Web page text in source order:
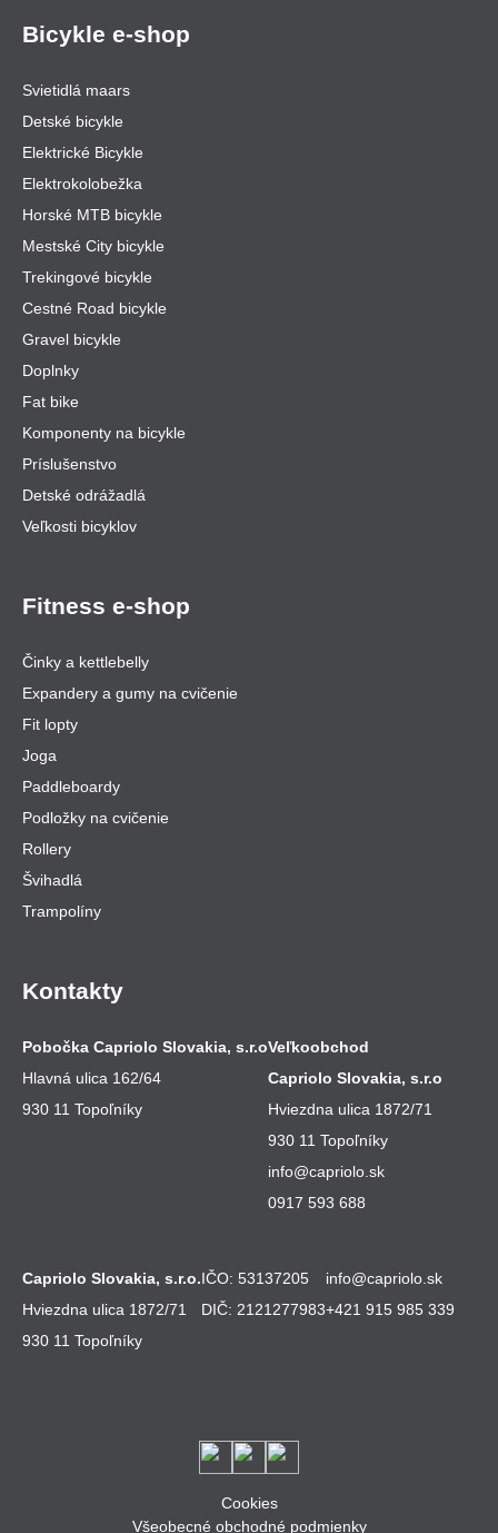
Bicykle e-shop
Svietidlá maars
Detské bicykle
Elektrické Bicykle
Elektrokolobežka
Horské MTB bicykle
Mestské City bicykle
Trekingové bicykle
Cestné Road bicykle
Gravel bicykle
Doplnky
Fat bike
Komponenty na bicykle
Príslušenstvo
Detské odrážadlá
Veľkosti bicyklov
Fitness e-shop
Činky a kettlebelly
Expandery a gumy na cvičenie
Fit lopty
Joga
Paddleboardy
Podložky na cvičenie
Rollery
Švihadlá
Trampolíny
Kontakty
Pobočka Capriolo Slovakia, s.r.o
Hlavná ulica 162/64
930 11 Topoľníky
Veľkoobchod
Capriolo Slovakia, s.r.o
Hviezdna ulica 1872/71
930 11 Topoľníky
info@capriolo.sk
0917 593 688
Capriolo Slovakia, s.r.o.
Hviezdna ulica 1872/71
930 11 Topoľníky
IČO: 53137205
DIČ: 2121277983
info@capriolo.sk
+421 915 985 339
Cookies
Všeobecné obchodné podmienky